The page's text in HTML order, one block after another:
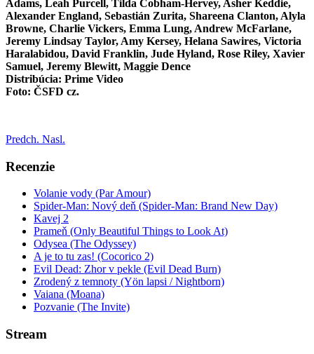
Adams, Leah Purcell, Tilda Cobham-Hervey, Asher Keddie,
Alexander England, Sebastián Zurita, Shareena Clanton, Alyla
Browne, Charlie Vickers, Emma Lung, Andrew McFarlane,
Jeremy Lindsay Taylor, Amy Kersey, Helana Sawires, Victoria
Haralabidou, David Franklin, Jude Hyland, Rose Riley, Xavier
Samuel, Jeremy Blewitt, Maggie Dence
Distribúcia: Prime Video
Foto: ČSFD cz.
Predch. Nasl.
Recenzie
Volanie vody (Par Amour)
Spider-Man: Nový deň (Spider-Man: Brand New Day)
Kavej 2
Prameň (Only Beautiful Things to Look At)
Odysea (The Odyssey)
A je to tu zas! (Cocorico 2)
Evil Dead: Zhor v pekle (Evil Dead Burn)
Zrodený z temnoty (Yön lapsi / Nightborn)
Vaiana (Moana)
Pozvanie (The Invite)
Stream